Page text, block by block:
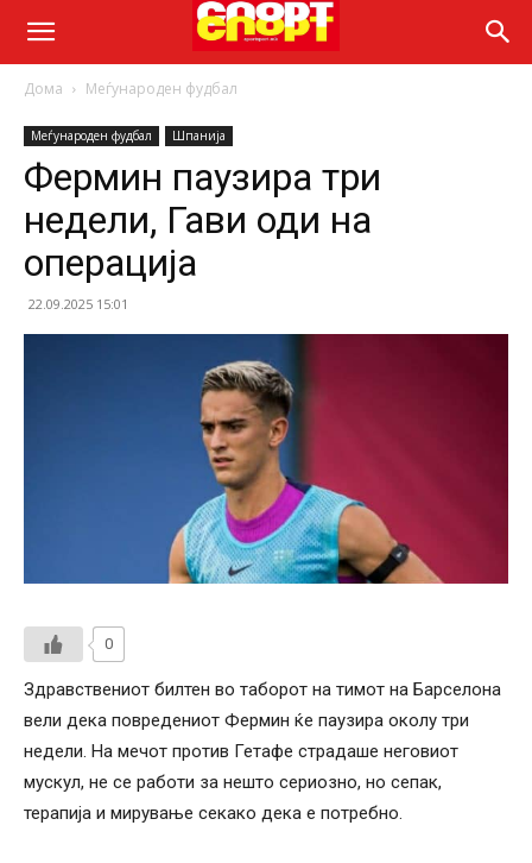
Дома Меѓународен фудбал
Меѓународен фудбал Шпанија
Фермин паузира три
недели, Гави оди на
операција
22.09.2025 15:01
0
Здравствениот билтен во таборот на тимот на Барселона
вели дека повредениот Фермин ќе паузира околу три
недели. На мечот против Гетафе страдаше неговиот
мускул, не се работи за нешто сериозно, но сепак,
терапија и мирување секако дека е потребно.